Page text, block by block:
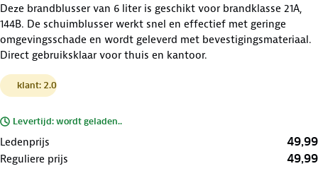
Deze brandblusser van 6 liter is geschikt voor brandklasse 21A,
144B. De schuimblusser werkt snel en effectief met geringe
omgevingsschade en wordt geleverd met bevestigingsmateriaal.
Direct gebruiksklaar voor thuis en kantoor.
klant: 2.0
Levertijd: wordt geladen..
Ledenprijs 49,99
Reguliere prijs 49,99